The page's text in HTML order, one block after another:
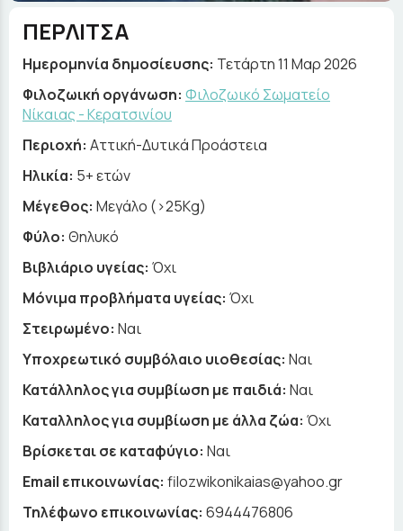
ΠΕΡΛΙΤΣΑ
Ημερομηνία δημοσίευσης: Τετάρτη 11 Μαρ 2026
Φιλοζωική οργάνωση: Φιλοζωικό Σωματείο
Νίκαιας - Κερατσινίου
Περιοχή: Αττική-Δυτικά Προάστεια
Ηλικία: 5+ ετών
Μέγεθος: Μεγάλο (>25Kg)
Φύλο: Θηλυκό
Βιβλιάριο υγείας: Όχι
Μόνιμα προβλήματα υγείας: Όχι
Στειρωμένο: Ναι
Υποχρεωτικό συμβόλαιο υιοθεσίας: Ναι
Κατάλληλος για συμβίωση με παιδιά: Ναι
Καταλληλος για συμβίωση με άλλα ζώα: Όχι
Βρίσκεται σε καταφύγιο: Ναι
Email επικοινωνίας: filozwikonikaias@yahoo.gr
Τηλέφωνο επικοινωνίας: 6944476806